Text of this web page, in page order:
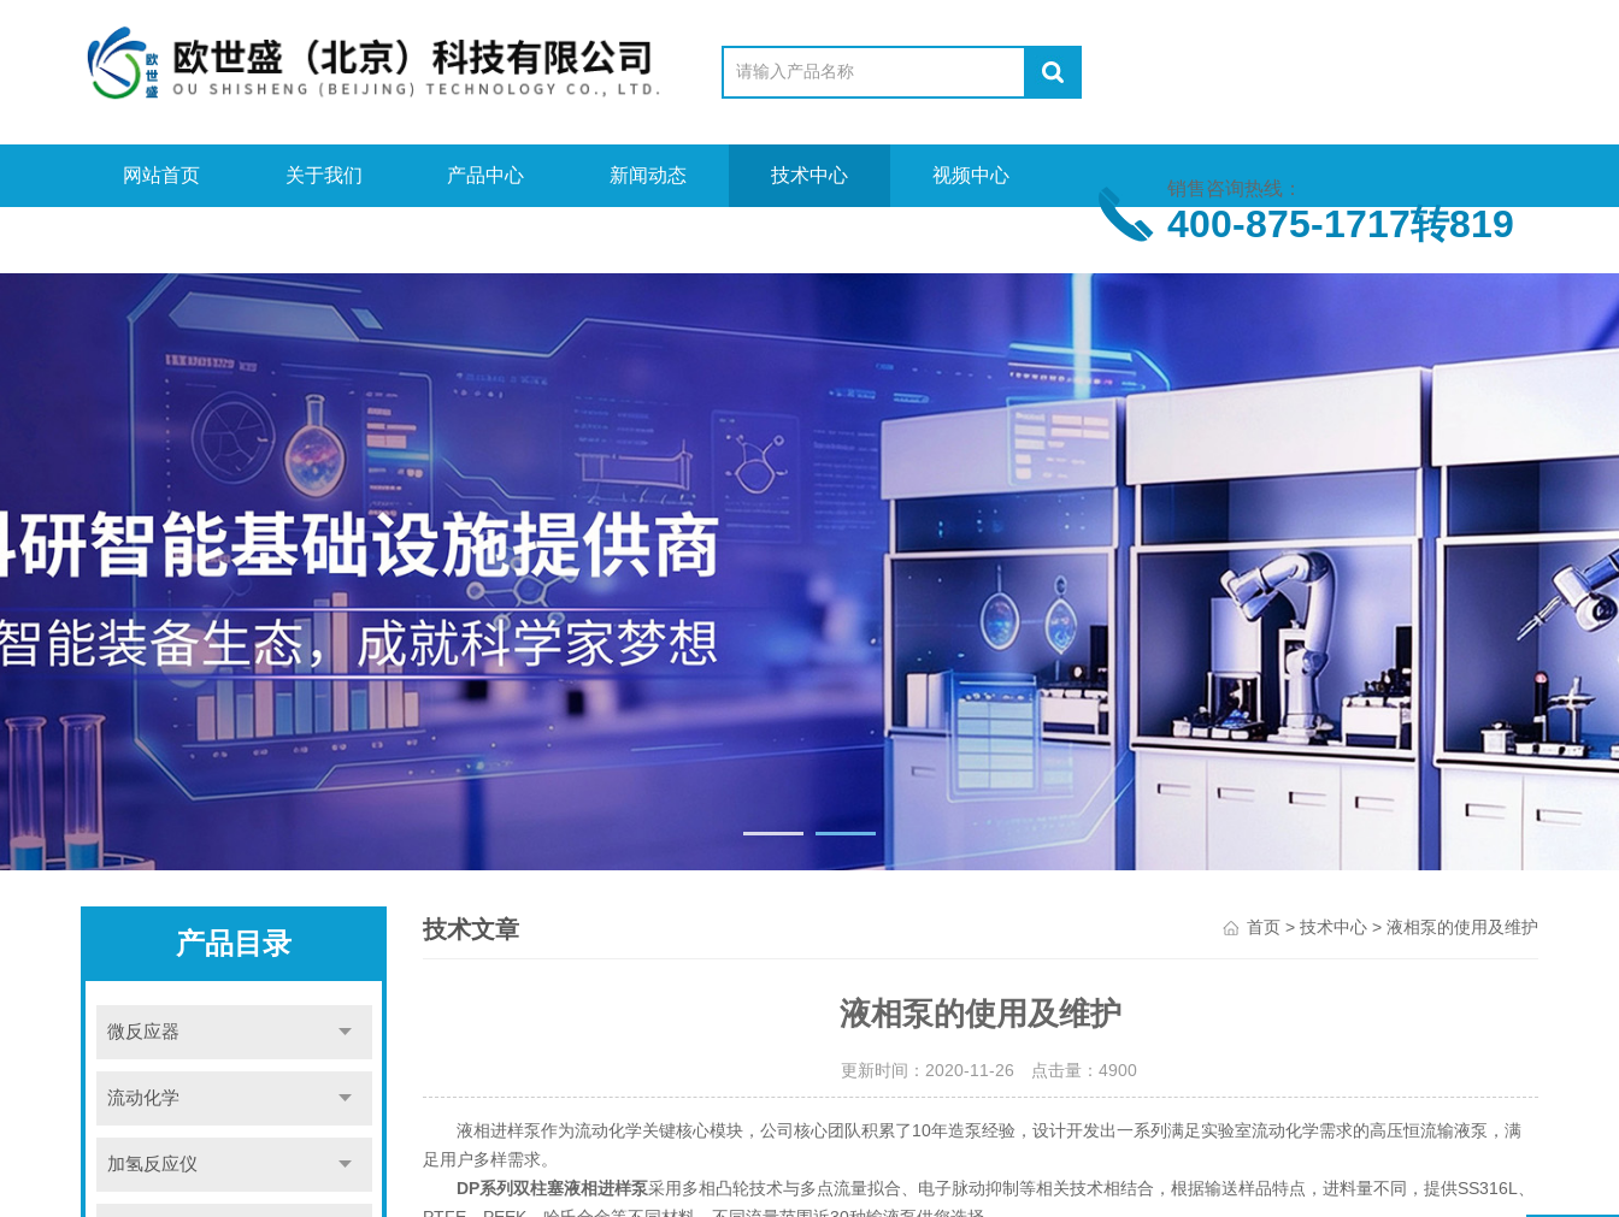
销售咨询热线：
400-875-1717转819
网站首页 关于我们 产品中心 新闻动态 技术中心 视频中心
技术文章 首页> 技术中心> 液相泵的使用及维护
液相泵的使用及维护
更新时间：2020-11-26 点击量：4900
液相进样泵作为流动化学关键核心模块，公司核心团队积累了10年造泵经验，设计开发出一系列满足实验室流动化学需求的高压恒流输液泵，满
足用户多样需求。
DP系列双柱塞液相进样泵采用多相凸轮技术与多点流量拟合、电子脉动抑制等相关技术相结合，根据输送样品特点，进料量不同，提供SS316L、
产品目录
微反应器
流动化学
加氢反应仪